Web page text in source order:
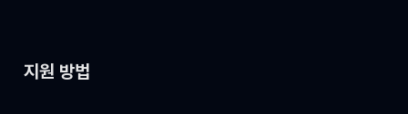
지원 방법